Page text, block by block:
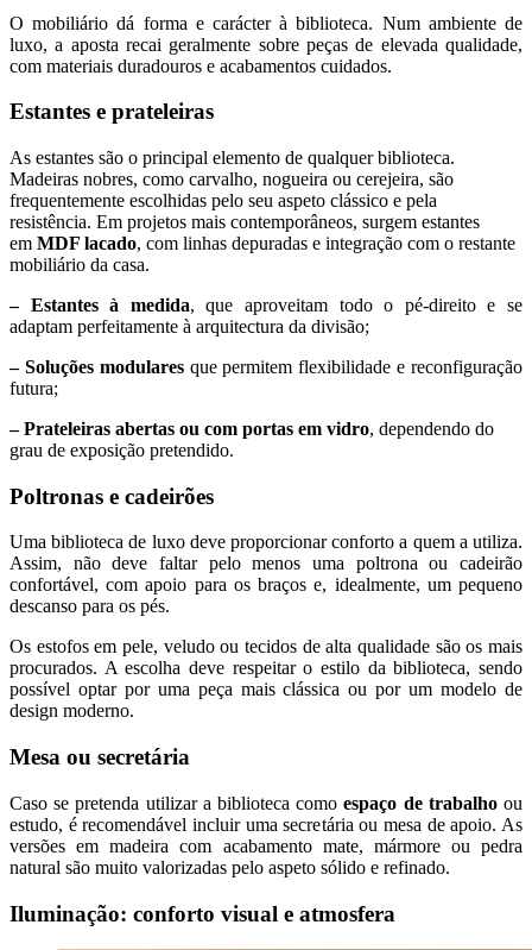
O mobiliário dá forma e carácter à biblioteca. Num ambiente de
luxo, a aposta recai geralmente sobre peças de elevada qualidade,
com materiais duradouros e acabamentos cuidados.
Estantes e prateleiras
As estantes são o principal elemento de qualquer biblioteca.
Madeiras nobres, como carvalho, nogueira ou cerejeira, são
frequentemente escolhidas pelo seu aspeto clássico e pela
resistência. Em projetos mais contemporâneos, surgem estantes
em MDF lacado, com linhas depuradas e integração com o restante
mobiliário da casa.
– Estantes à medida, que aproveitam todo o pé-direito e se
adaptam perfeitamente à arquitectura da divisão;
– Soluções modularesque permitem flexibilidade e reconfiguração
futura;
– Prateleiras abertas ou com portas em vidro, dependendo do
grau de exposição pretendido.
Poltronas e cadeirões
Uma biblioteca de luxo deve proporcionar conforto a quem a utiliza.
Assim, não deve faltar pelo menos uma poltrona ou cadeirão
confortável, com apoio para os braços e, idealmente, um pequeno
descanso para os pés.
Os estofos em pele, veludo ou tecidos de alta qualidade são os mais
procurados. A escolha deve respeitar o estilo da biblioteca, sendo
possível optar por uma peça mais clássica ou por um modelo de
design moderno.
Mesa ou secretária
Caso se pretenda utilizar a biblioteca como espaço de trabalhoou
estudo, é recomendável incluir uma secretária ou mesa de apoio. As
versões em madeira com acabamento mate, mármore ou pedra
natural são muito valorizadas pelo aspeto sólido e refinado.
Iluminação: conforto visual e atmosfera